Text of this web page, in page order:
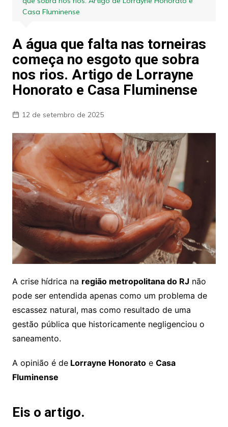
Casa Fluminense
A água que falta nas torneiras
começa no esgoto que sobra
nos rios. Artigo de Lorrayne
Honorato e Casa Fluminense
12 de setembro de 2025
A crise hídrica na região metropolitana do RJ não
pode ser entendida apenas como um problema de
escassez natural, mas como resultado de uma
gestão pública que historicamente negligenciou o
saneamento.
A opinião é deLorrayne Honoratoe Casa
Fluminense
Eis o artigo.